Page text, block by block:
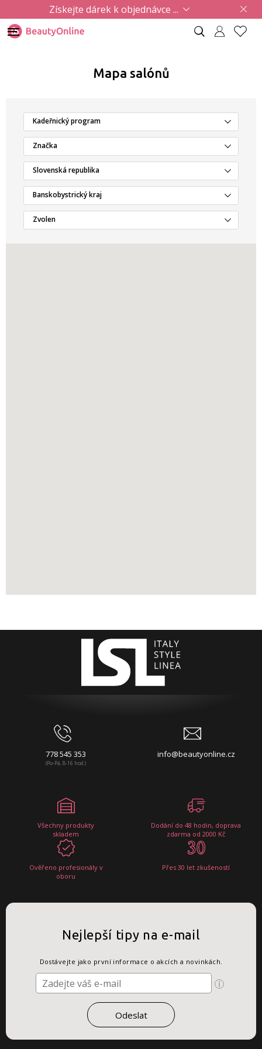
Získejte dárek k objednávce ...
Mapa salónů
Kadeřnický program
Značka
Slovenská republika
Banskobystrický kraj
Zvolen
778 545 353
(Po-Pá, 8-16 hod.)
info@beautyonline.cz
Všechny produkty
skladem
Dodání do 48 hodin, doprava
zdarma od 2000 Kč
Ověřeno profesionály v
oboru
Přes 30 let zkušeností
Nejlepší tipy na e-mail
Dostávejte jako první informace o akcích a novinkách.